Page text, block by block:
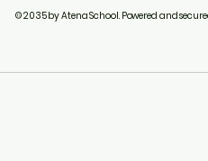
© 2035 by Atena School. Powered and